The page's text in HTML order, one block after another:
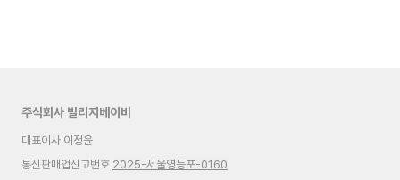
주식회사 빌리지베이비
대표이사 이정윤
통신판매업신고번호 2025-서울영등포-0160